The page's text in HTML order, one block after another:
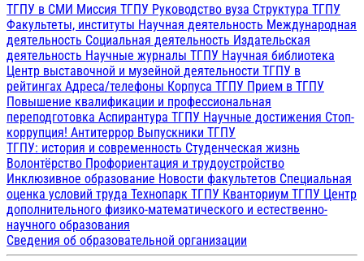
ТГПУ в СМИ Миссия ТГПУ Руководство вуза Структура ТГПУ
Факультеты, институты Научная деятельность Международная
деятельность Социальная деятельность Издательская
деятельность Научные журналы ТГПУ Научная библиотека
Центр выставочной и музейной деятельности ТГПУ в
рейтингах Адреса/телефоны Корпуса ТГПУ Прием в ТГПУ
Повышение квалификации и профессиональная
переподготовка Аспирантура ТГПУ Научные достижения Стоп-
коррупция! Антитеррор Выпускники ТГПУ
ТГПУ: история и современность Студенческая жизнь
Волонтёрство Профориентация и трудоустройство
Инклюзивное образование Новости факультетов Специальная
оценка условий труда Технопарк ТГПУ Кванториум ТГПУ Центр
дополнительного физико-математического и естественно-
научного образования
Сведения об образовательной организации